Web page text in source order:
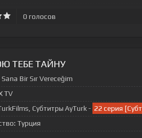
0 голосов
ТЕБЕ ТАЙНУ
Sana Bir Sır Vereceğim
TV
Субтитры AyTurk - 22 серия
Турция